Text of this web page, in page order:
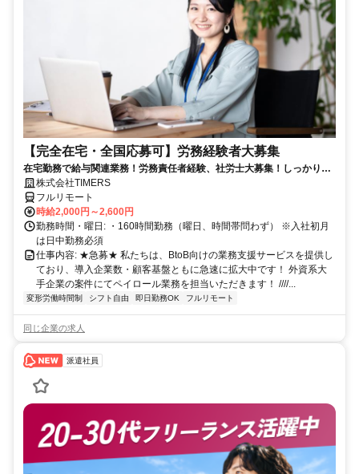
【完全在宅・全国応募可】労務経験者大募集
在宅勤務で給与関連業務！労務責任者経験、社労士大募集！しっかり稼
ぎたい方、注目！
株式会社TIMERS
フルリモート
時給2,000円～2,600円
勤務時間・曜日: ・160時間勤務（曜日、時間帯問わず） ※入社初月
は日中勤務必須
仕事内容: ★急募★ 私たちは、BtoB向けの業務支援サービスを提供し
ており、導入企業数・顧客基盤ともに急速に拡大中です！ 外資系大
手企業の案件にてペイロール業務を担当いただきます！ ////...
変形労働時間制 シフト自由 即日勤務OK フルリモート
同じ企業の求人
派遣社員